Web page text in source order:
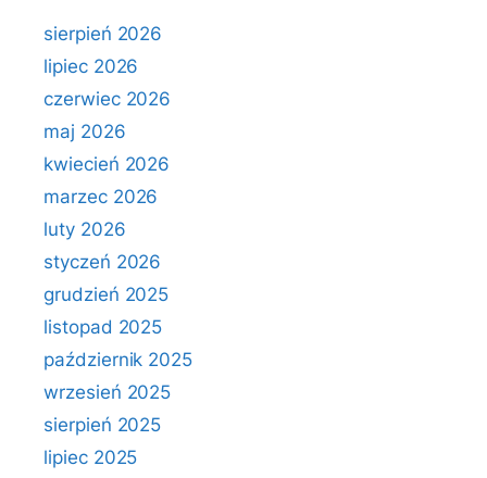
sierpień 2026
lipiec 2026
czerwiec 2026
maj 2026
kwiecień 2026
marzec 2026
luty 2026
styczeń 2026
grudzień 2025
listopad 2025
październik 2025
wrzesień 2025
sierpień 2025
lipiec 2025